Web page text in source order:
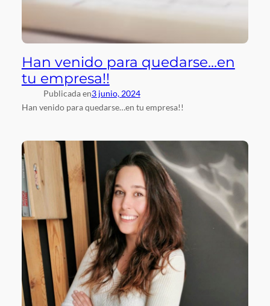
Han venido para quedarse…en
tu empresa!!
Publicada en3 junio, 2024
Han venido para quedarse…en tu empresa!!